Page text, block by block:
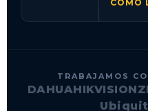
CÓMO
TRABAJAMOS
DAHUAHIKVISION